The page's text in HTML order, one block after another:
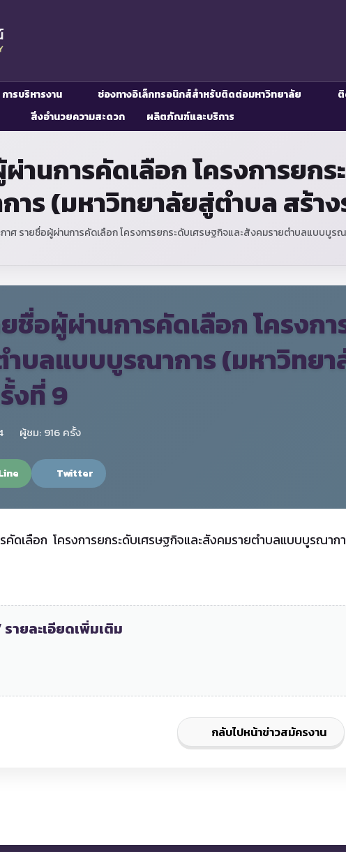
การบริหารงาน ช่องทางอิเล็กทรอนิกส์สำหรับติดต่อมหาวิทยาลัย
สิ่งอำนวยความสะดวก ผลิตภัณฑ์และบริการ
านการคัดเลือก โครงการยก
ร (มหาวิทยาลัยสู่ตำบล สร้าง
าศ รายชื่อผู้ผ่านการคัดเลือก โครงการยกระดับเศรษฐกิจและสังคมรายตำบลแบบบูร
ชื่อผู้ผ่านการคัดเลือก โครงก
บลแบบบูรณาการ (มหาวิทยา
งที่ 9
ผู้ชม: 916 ครั้ง
Twitter
คัดเลือก โครงการยกระดับเศรษฐกิจและสังคมรายตำบลแบบบูรณาก
ายละเอียดเพิ่มเติม
กลับไปหน้าข่าวสมัครงาน